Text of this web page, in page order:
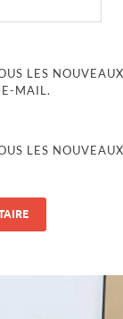
LES NOUVEAUX
E-MAIL.
LES